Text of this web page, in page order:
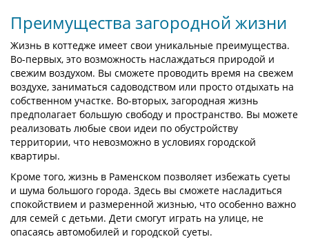
Преимущества загородной жизни
Жизнь в коттедже имеет свои уникальные преимущества.
Во-первых, это возможность наслаждаться природой и
свежим воздухом. Вы сможете проводить время на свежем
воздухе, заниматься садоводством или просто отдыхать на
собственном участке. Во-вторых, загородная жизнь
предполагает большую свободу и пространство. Вы можете
реализовать любые свои идеи по обустройству
территории, что невозможно в условиях городской
квартиры.
Кроме того, жизнь в Раменском позволяет избежать суеты
и шума большого города. Здесь вы сможете насладиться
спокойствием и размеренной жизнью, что особенно важно
для семей с детьми. Дети смогут играть на улице, не
опасаясь автомобилей и городской суеты.